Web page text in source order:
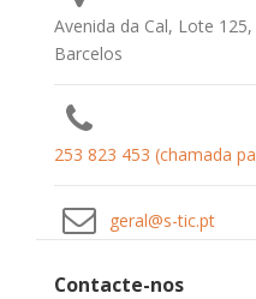
Avenida da Cal, Lote
Barcelos
253 823 453 (chamada
geral@s-tic.pt
Contacte-nos